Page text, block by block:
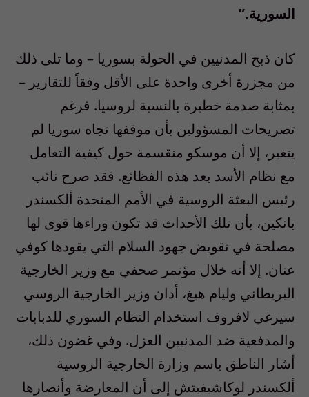
السورية.”
كان ذبح المدنيين في الحولة بسوريا – وما تلى ذلك
من مجزرة أخرى واحدة على الأقل وفقاً للتقارير –
بمثابة صدمة خطيرة بالنسبة لروسيا. فرغم
تصريحات المسؤولين بأن موقفها تجاه سوريا لم
يتغير، إلا أن موسكو منقسمة حول كيفية التعامل
مع نظام الأسد بعد هذه الفظائع. فقد صرح نائب
رئيس البعثة الروسية في الأمم المتحدة ألكسندر
بانكين، بأن تلك الأحداث قد تكون وراءها قوى لها
مصلحة في تقويض جهود السلام التي يقودها كوفي
عنان. إلا أنه خلال مؤتمر صحفي مع وزير الخارجية
البريطاني وليام هيغ، أدان وزير الخارجية الروسي
سيرغي لافروف استخدام النظام السوري للدبابات
والمدفعية ضد المدنيين العزل. وفي غضون ذلك،
أشار الناطق باسم وزارة الخارجية الروسية
ألكسندر لوكاشيفيتش إلى أن المعارضة وأنصارها